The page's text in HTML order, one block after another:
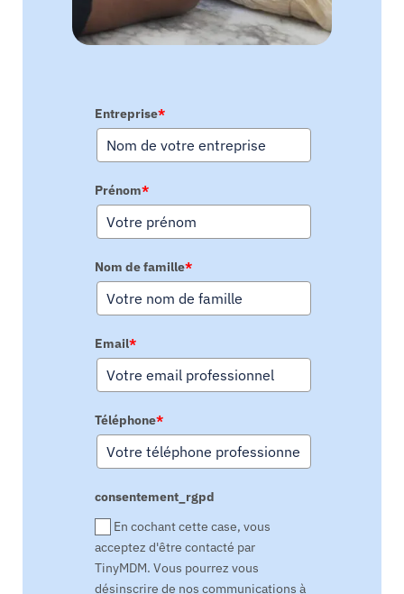
Entreprise*
Prénom*
Nom de famille*
Email*
Téléphone*
consentement_rgpd
En cochant cette case, vous
acceptez d'être contacté par
TinyMDM. Vous pourrez vous
désinscrire de nos communications à